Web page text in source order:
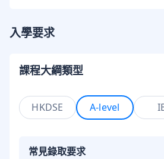
入學要求
課程大綱類型
HKDSE A-level
常見錄取要求